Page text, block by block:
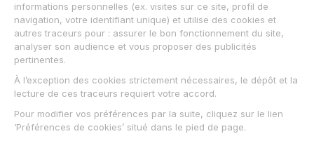
En automatisant la préparation des rendez-vous, la
qualification des leads ou encore la priorisation des
actions, vous libérez du temps à vos commerciaux
pour ce qui compte vraiment : la vente.
L’accompagnement intelligent renforce l’efficacité
individuelle et collective.